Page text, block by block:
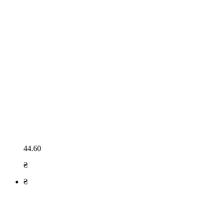
44.60
₴
₴